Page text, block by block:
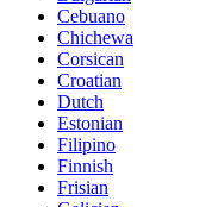
Cebuano
Chichewa
Corsican
Croatian
Dutch
Estonian
Filipino
Finnish
Frisian